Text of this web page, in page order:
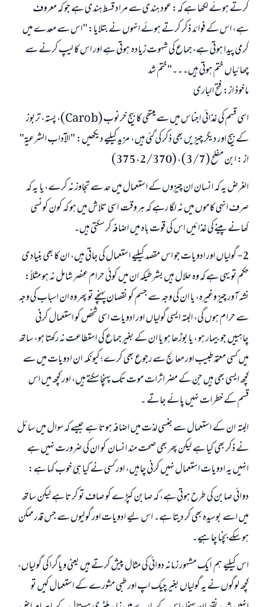
کرتے ہوئے لکھا ہے کہ: عود ہندی سے مراد قسط ہندی ہے جو کہ معروف
ہے، اس کے فوائد ذکر کرتے ہوئے انہوں نے بتلایا: "اس سے معدے میں
گرمی پیدا ہوتی ہے، جماع کی شہوت زیادہ ہوتی ہے اور اس کا لیپ کرنے سے
چھائیاں ختم ہوتی ہیں۔۔۔"ختم شد
ماخوذ از: فتح الباری
اسی قسم کی غذائی اجناس میں سے میتھی کا بیج خرنوب (Carob)، پستہ، تربوز
کے بیج اور دیگر چیزیں بھی ذکر کی گئی ہیں، مزید کیلیے دیکھیں: "الآداب الشرعية"
از : ابن مفلح (3/7) ، (2/370، 375)
الغرض یہ کہ انسان ان چیزوں کے استعمال میں حد سے تجاوز نہ کرے، یا یہ کہ
صرف انہی کاموں میں نہ لگا رہے کہ ہر وقت اسی تلاش میں ہو کہ کون کونسی
کھانے پینے کی غذائیں اس کی قوت باہ میں اضافہ کر سکتی ہیں۔
2- گولیاں اور ادویات جو اس مقصد کیلیے استعمال کی جاتی ہیں، ان کا بھی بنیادی
حکم تو یہی ہے کہ وہ حلال ہیں بشرطیکہ ان میں کوئی حرام عنصر شامل نہ ہو مثلاً:
نشہ آور چیز وغیرہ، یا ان کی وجہ سے جسم کو نقصان پہنچے تو پھر وہ ان اسباب کی وجہ
سے حرام ہوں گی، البتہ ایسی گولیاں اور ادویات اسی شخص کو استعمال کرنی
چاہییں جو بیمار ہو ، یا بوڑھا ہو یا ان کے بغیر جماع کی استطاعت نہ رکھتا ہو، ساتھ
میں کسی معتمد طبیب اور معالج سے رجوع بھی کرے؛ کیونکہ ان ادویات میں سے
کچھ ایسی بھی ہیں جن کے مضر اثرات موت تک پہنچا سکتے ہیں، اور کچھ میں اس
قسم کے خطرات نہیں پائے جاتے ۔
البتہ ان کے استعمال سے جنسی لذت میں اضافہ ہوتا ہے جیسے کہ سوال میں سائل
نے ذکر بھی کیا ہے لیکن پھر بھی صحت مند انسان کو ان کی ضرورت نہیں ہے
انہیں یہ ادویات استعمال نہیں کرنی چاہیں، اور کسی نے کیا ہی خوب کہا ہے:
دوائی صابن کی طرح ہوتی ہے، کہ صابن کپڑے کو صاف تو کرتا ہے لیکن ساتھ
میں اسے بوسیدہ بھی کر دیتا ہے۔ اس لیے ادویات اور گولیوں سے جس قدر ممکن
ہو سکے بچنا چاہیے۔
اس کیلیے ہم ایک مشہور زمانہ دوائی کی مثال پیش کرتے ہیں یعنی ویاگرا کی گولیاں،
کچھ لوگوں نے یہ گولیاں بغیر چیک اپ اور طبی مشورے کے استعمال کیں تو
جواب نمبر 110845 نے نکاح ٹوٹنے سے بچایا۔